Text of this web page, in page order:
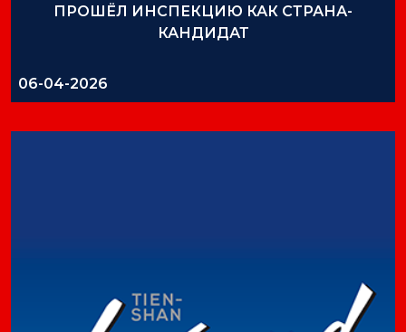
ПРОШЁЛ ИНСПЕКЦИЮ КАК СТРАНА-
КАНДИДАТ
06-04-2026